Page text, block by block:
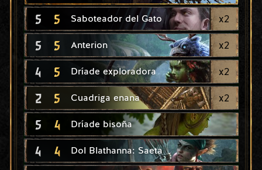
5 5 Saboteador del Gato x2
5 5 Anterion x2
4 5 Dríade exploradora x2
2 5 Cuadriga enana x2
5 4 Dríade bisoña
4 4 Dol Blathanna: Saeta